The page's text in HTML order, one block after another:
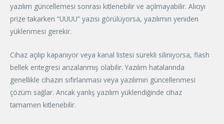
yazılım güncellemesi sonrası kitlenebilir ve açılmayabilir. Alıcıyı
prize takarken “UUUU” yazısı görülüyorsa, yazılımın yeniden
yüklenmesi gerekir.
Cihaz açılıp kapanıyor veya kanal listesi sürekli siliniyorsa, flash
bellek entegresi arızalanmış olabilir. Yazılım hatalarında
genellikle cihazın sıfırlanması veya yazılımın güncellenmesi
çözüm sağlar. Ancak yanlış yazılım yüklendiğinde cihaz
tamamen kitlenebilir.